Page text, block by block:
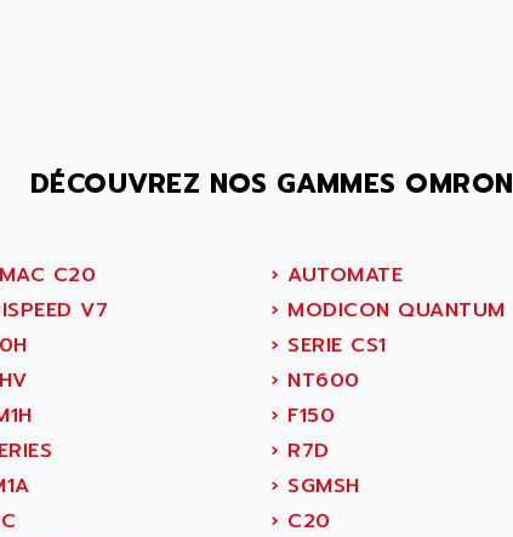
DÉCOUVREZ NOS GAMMES OMRON
C20 › AUTOMATE
V7 › MODICON QUANTUM
› SERIE CS1
› NT600
› F150
› R7D
› SGMSH
› C20